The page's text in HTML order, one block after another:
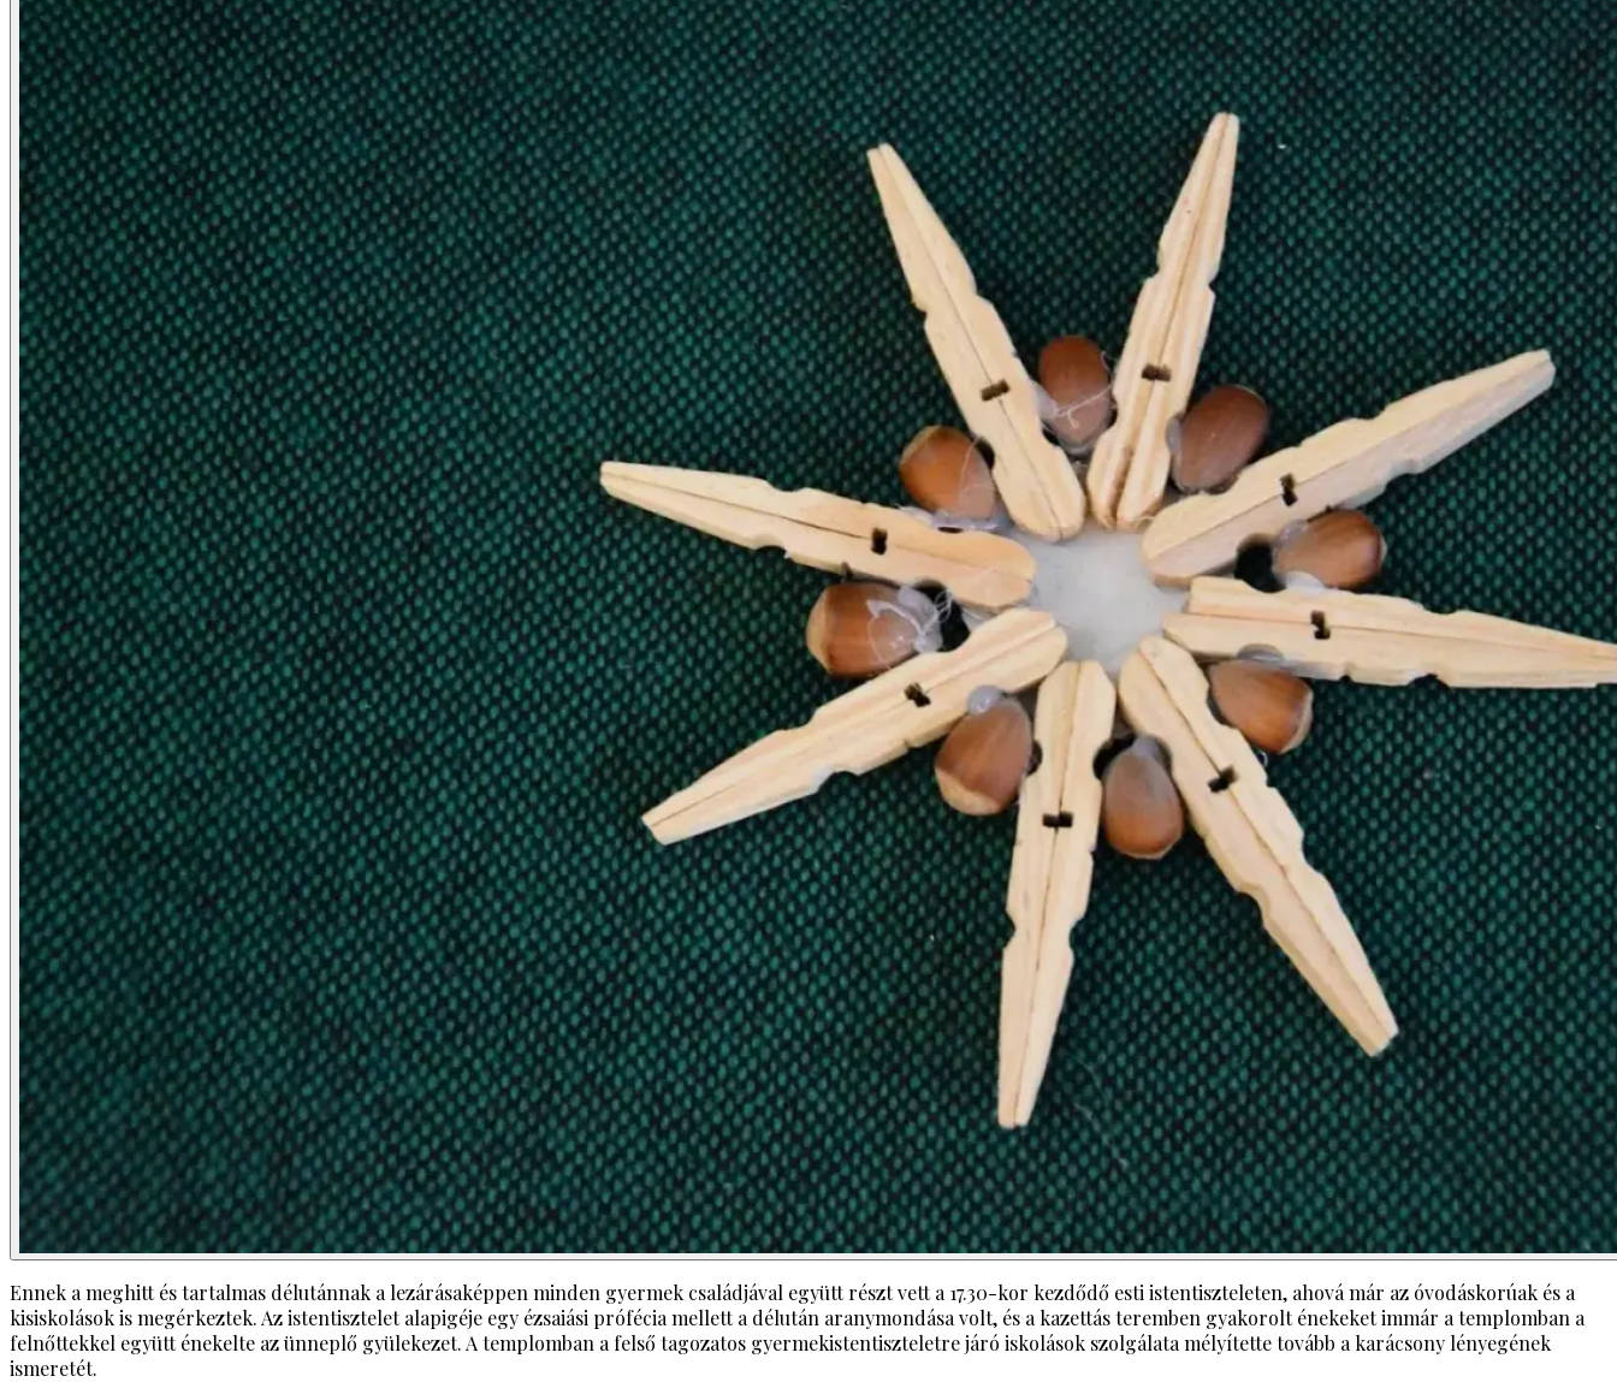
Ennek a meghitt és tartalmas délutánnak a lezárásaképpen minden gyermek családjával együtt részt vett a 17.30-kor kezdődő esti istentiszteleten, ahová már az óvodáskorúak és a
kisiskolások is megérkeztek. Az istentisztelet alapigéje egy ézsaiási prófécia mellett a délután aranymondása volt, és a kazettás teremben gyakorolt énekeket immár a templomban a
felnőttekkel együtt énekelte az ünneplő gyülekezet. A templomban a felső tagozatos gyermekistentiszteletre járó iskolások szolgálata mélyítette tovább a karácsony lényegének
ismeretét.